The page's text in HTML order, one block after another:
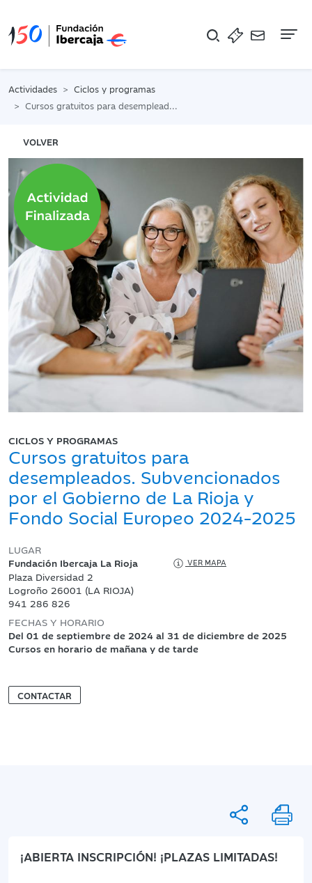
Actividades
Ciclos y programas
Cursos gratuitos para desempleados. Subvencionados por el Gobierno de La Rioja y Fondo Social Europeo 2024-2025
VOLVER
CICLOS Y PROGRAMAS
Cursos gratuitos para
desempleados. Subvencionados
por el Gobierno de La Rioja y
Fondo Social Europeo 2024-2025
LUGAR
Fundación Ibercaja La Rioja
VER MAPA
Plaza Diversidad 2
Logroño 26001 (LA RIOJA)
941 286 826
FECHAS Y HORARIO
Del 01 de septiembre de 2024 al 31 de diciembre de 2025
Cursos en horario de mañana y de tarde
CONTACTAR
¡ABIERTA INSCRIPCIÓN! ¡PLAZAS LIMITADAS!